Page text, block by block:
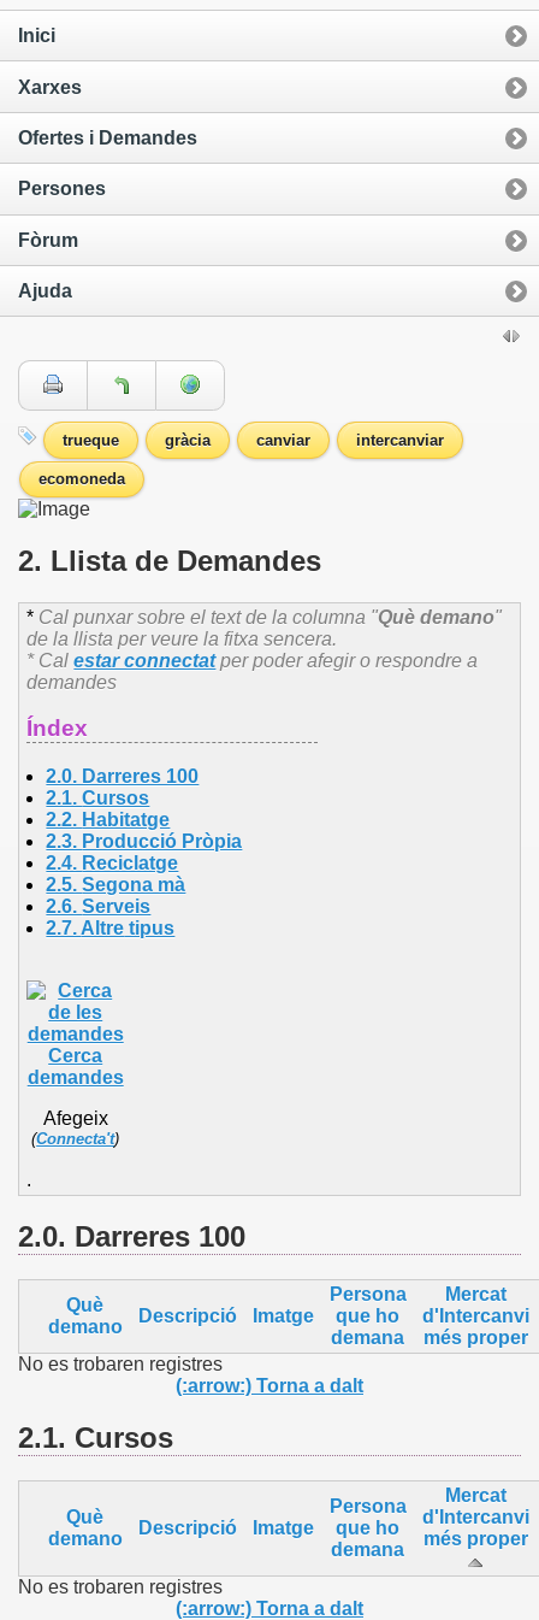
Inici
Xarxes
Ofertes i Demandes
Persones
Fòrum
Ajuda
trueque gràcia canviar intercanviar
ecomoneda
2. Llista de Demandes
* Cal punxar sobre el text de la columna "Què demano"
de la llista per veure la fitxa sencera.
* Calestar connectatper poder afegir o respondre a
demandes
Índex
2.0. Darreres 100
2.1.Cursos
2.2. Habitatge
2.3. Producció Pròpia
2.4. Reciclatge
2.5.Segona mà
2.6.Serveis
2.7. Altre tipus
Cerca
demandes
Afegeix
(Connecta't)
.
2.0. Darreres 100
Què
demano
Descripció Imatge
Persona
que ho
demana
Mercat
d'Intercanvi
més proper
No es trobaren registres
(:arrow:) Torna a dalt
2.1. Cursos
Què
demano
Descripció Imatge
Persona
que ho
demana
Mercat
d'Intercanvi
més proper
No es trobaren registres
(:arrow:) Torna a dalt